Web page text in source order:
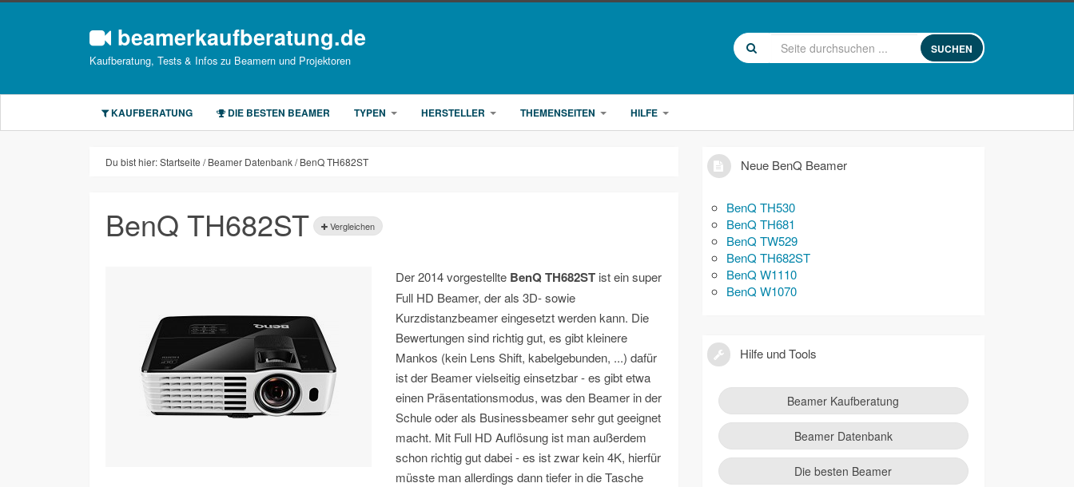
beamerkaufberatung.de
Kaufberatung, Tests & Infos zu Beamern und Projektoren
SUCHEN
KAUFBERATUNG DIE BESTEN BEAMER TYPEN HERSTELLER THEMENSEITEN HILFE
Du bist hier:Startseite Beamer Datenbank BenQ TH682ST
BenQ TH682ST Vergleichen
Der 2014 vorgestellte BenQ TH682ST ist ein super
Full HD Beamer, der als 3D- sowie
Kurzdistanzbeamer eingesetzt werden kann. Die
Bewertungen sind richtig gut, es gibt kleinere
Mankos (kein Lens Shift, kabelgebunden, ...) dafür
ist der Beamer vielseitig einsetzbar - es gibt etwa
einen Präsentationsmodus, was den Beamer in der
Schule oder als Businessbeamer sehr gut geeignet
macht. Mit Full HD Auflösung ist man außerdem
schon richtig gut dabei - es ist zwar kein 4K, hierfür
müsste man allerdings dann tiefer in die Tasche
Neue BenQ Beamer
BenQ TH530
BenQ TH681
BenQ TW529
BenQ TH682ST
BenQ W1110
BenQ W1070
Hilfe und Tools
Beamer Kaufberatung
Beamer Datenbank
Die besten Beamer